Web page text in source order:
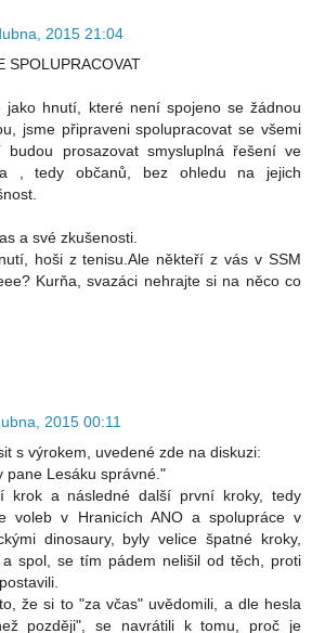
2015 21:04
SPOLUPRACOVAT
jako hnutí, které není spojeno se žádnou
jsme připraveni spolupracovat se všemi
budou prosazovat smysluplná řešení ve
, tedy občanů, bez ohledu na jejich
a své zkušenosti.
hoši z tenisu.Ale někteří z vás v SSM
Kurňa, svazáci nehrajte si na něco co
2015 00:11
s výrokem, uvedené zde na diskuzi:
pane Lesáku správné."
krok a následné další první kroky, tedy
voleb v Hranicích ANO a spolupráce v
dinosaury, byly velice špatné kroky,
a spol, se tím pádem nelišil od těch, proti
že si to "za včas" uvědomili, a dle hesla
později", se navrátili k tomu, proč je